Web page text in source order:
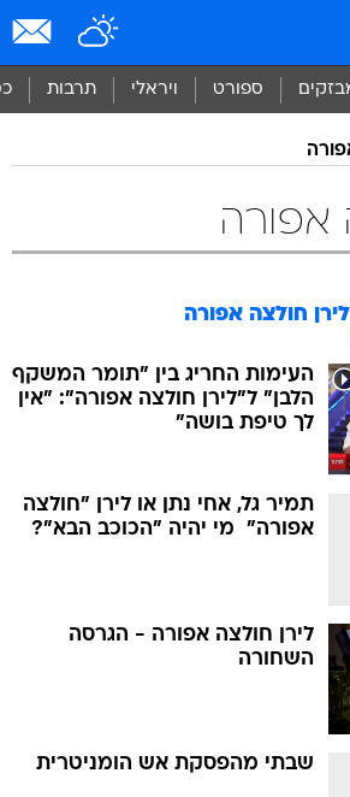
ספורט ויראלי תרבות
אפורה
לירן חולצה אפורה
העימות החריג בין "תומר המשקף
הלבן" ל"לירן חולצה אפורה": "אין
לך טיפת בושה"
תמיר גל, אחי נתן או לירן "חולצה
אפורה"  מי יהיה "הכוכב הבא"?
לירן חולצה אפורה - הגרסה
השחורה
שבתי מהפסקת אש הומניטרית